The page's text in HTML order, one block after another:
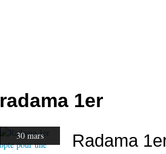
radama 1er
30 mars
Radama